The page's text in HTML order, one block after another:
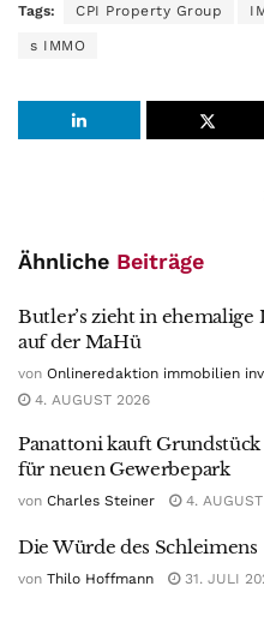
Tags: CPI Property Group
s IMMO
Ähnliche Beiträge
Butler’s zieht in
auf der MaHü
von Onlineredaktion immobilien
4. AUGUST 2026
Panattoni kauft
für neuen Gewerbepark
von Charles Steiner 4.
Die Würde des Schleimens
von Thilo Hoffmann 31. JULI